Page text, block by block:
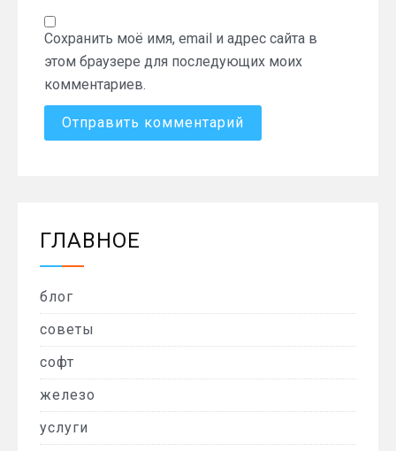
Сохранить моё имя, email и адрес сайта в
этом браузере для последующих моих
комментариев.
ГЛАВНОЕ
блог
советы
софт
железо
услуги